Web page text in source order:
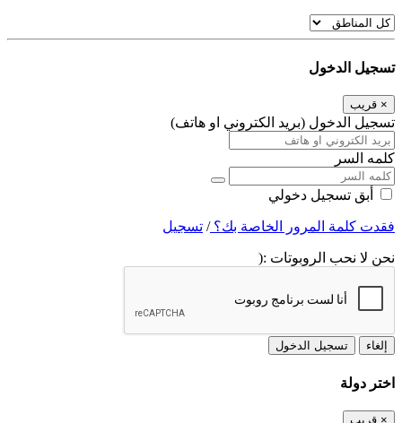
تسجيل الدخول
× قريب
تسجيل الدخول (بريد الكتروني او هاتف)
كلمه السر
أبق تسجيل دخولي
فقدت كلمة المرور الخاصة بك؟/ تسجيل
نحن لا نحب الروبوتات :(
إلغاء تسجيل الدخول
اختر دولة
× قريب